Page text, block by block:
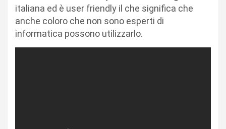
italiana ed è user friendly il che significa che
anche coloro che non sono esperti di
informatica possono utilizzarlo.